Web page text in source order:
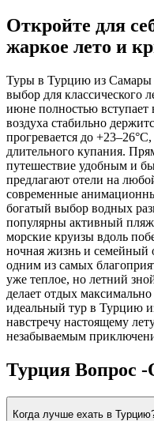
Откройте для
жаркое лето и
Туры в Турцию из
выбор для классического
июне полностью вступает
воздуха стабильно
прогревается до
длительного купания.
путешествие удобным и
предлагают отели на
современные
богатый выбор водных
популярны активный
морские круизы вдоль
ночная жизнь и семейный
одним из самых
уже теплое, но летний
делает отдых
идеальный тур в Турцию
навстречу настоящему
незабываемым
Турция Вопрос -
Когда лучше ехать в